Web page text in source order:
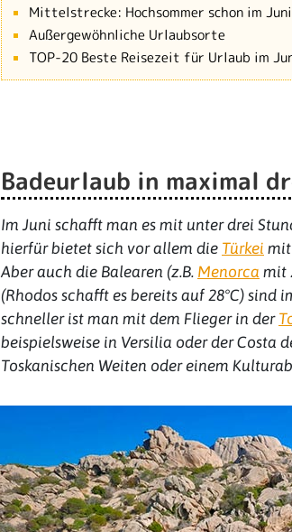
Mittelstrecke: Hochsommer schon im Juni
Außergewöhnliche Urlaubsorte
TOP-20 Beste Reisezeit für Urlaub im
Badeurlaub in maximal
Im Juni schafft man es mit unter drei
hierfür bietet sich vor allem die Türkei mit
Aber auch die Balearen (z.B. Menorca mit
(Rhodos schafft es bereits auf 28°C) sind
schneller ist man mit dem Flieger in der
beispielsweise in Versilia oder der Costa
Toskanischen Weiten oder einem